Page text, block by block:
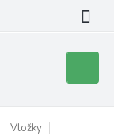
košík
Vložky